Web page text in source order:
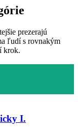
prezerajú
ľudí s rovnakým
krok.
I.